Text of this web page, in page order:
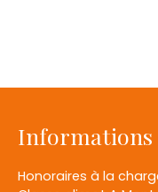
Informations
Honoraires à la